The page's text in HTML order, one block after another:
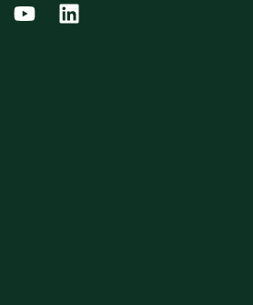
FacebookYoutube